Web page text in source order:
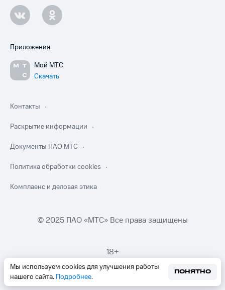
Мы используем cookies для улучшения работы
нашего сайта. Подробнее.
ПОНЯТНО
Приложения
Мой МТС
Скачать
Контакты
Раскрытие информации
Документы ПАО МТС
Политика обработки cookies
Комплаенс и деловая этика
© 2025 ПАО «МТС» Все права защищены
18+